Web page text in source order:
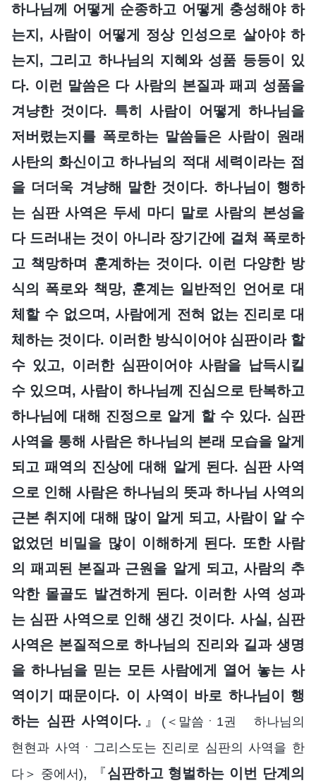
하나님께 어떻게 순종하고 어떻게 충성해야 하
는지, 사람이 어떻게 정상 인성으로 살아야 하
는지, 그리고 하나님의 지혜와 성품 등등이 있
다. 이런 말씀은 다 사람의 본질과 패괴 성품을
겨냥한 것이다. 특히 사람이 어떻게 하나님을
저버렸는지를 폭로하는 말씀들은 사람이 원래
사탄의 화신이고 하나님의 적대 세력이라는 점
을 더더욱 겨냥해 말한 것이다. 하나님이 행하
는 심판 사역은 두세 마디 말로 사람의 본성을
다 드러내는 것이 아니라 장기간에 걸쳐 폭로하
고 책망하며 훈계하는 것이다. 이런 다양한 방
식의 폭로와 책망, 훈계는 일반적인 언어로 대
체할 수 없으며, 사람에게 전혀 없는 진리로 대
체하는 것이다. 이러한 방식이어야 심판이라 할
수 있고, 이러한 심판이어야 사람을 납득시킬
수 있으며, 사람이 하나님께 진심으로 탄복하고
하나님에 대해 진정으로 알게 할 수 있다. 심판
사역을 통해 사람은 하나님의 본래 모습을 알게
되고 패역의 진상에 대해 알게 된다. 심판 사역
으로 인해 사람은 하나님의 뜻과 하나님 사역의
근본 취지에 대해 많이 알게 되고, 사람이 알 수
없었던 비밀을 많이 이해하게 된다. 또한 사람
의 패괴된 본질과 근원을 알게 되고, 사람의 추
악한 몰골도 발견하게 된다. 이러한 사역 성과
는 심판 사역으로 인해 생긴 것이다. 사실, 심판
사역은 본질적으로 하나님의 진리와 길과 생명
을 하나님을 믿는 모든 사람에게 열어 놓는 사
역이기 때문이다. 이 사역이 바로 하나님이 행
하는 심판 사역이다. 』
(＜말씀ㆍ1권 하나님의
현현과 사역ㆍ그리스도는 진리로 심판의 사역을 한
다＞ 중에서), 『심판하고 형벌하는 이번 단계의